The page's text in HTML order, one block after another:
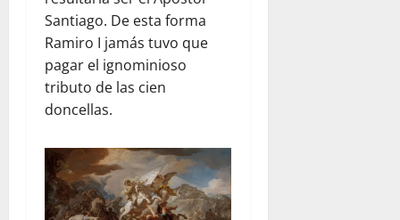
Santiago. De esta forma
Ramiro I jamás tuvo que
pagar el ignominioso
tributo de las cien
doncellas.